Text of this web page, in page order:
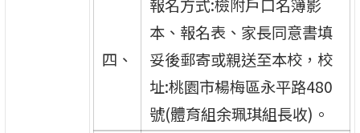
四、
報名方式:檢附戶口名簿影
本、報名表、家長同意書填
妥後郵寄或親送至本校，校
址:桃園市楊梅區永平路480
號(體育組余珮琪組長收)。